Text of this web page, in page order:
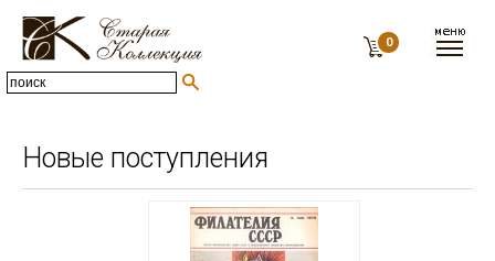
0
Новые поступления